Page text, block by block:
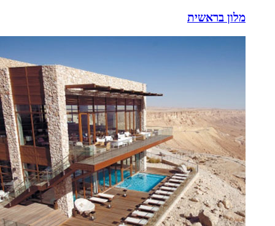
מלון בראשית